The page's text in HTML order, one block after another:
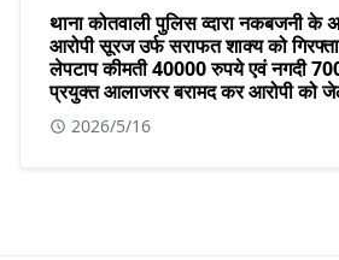
थाना कोतवाली पुलिस व्दारा नकबजनी
आरोपी सूरज उर्फ सराफत शाक्य को
लेपटाप कीमती 40000 रुपये एवं नगदी
प्रयुक्त आलाजरर बरामद कर आरोपी को
2026/5/16